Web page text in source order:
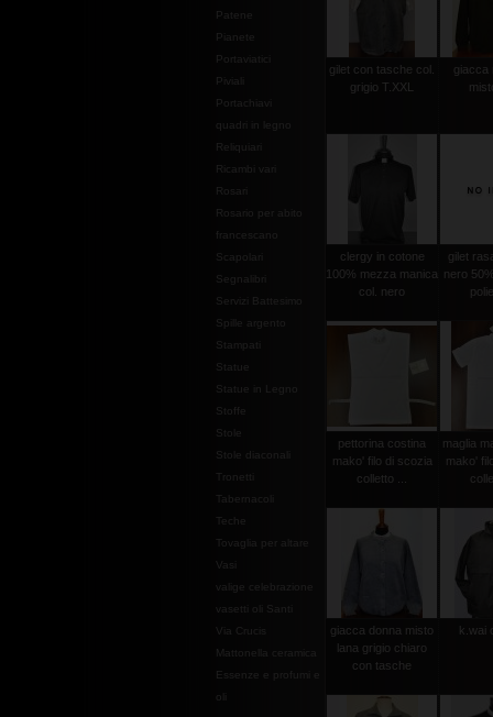
Patene
Pianete
Portaviatici
Piviali
Portachiavi
quadri in legno
Reliquiari
Ricambi vari
Rosari
Rosario per abito
francescano
Scapolari
Segnalibri
Servizi Battesimo
Spille argento
Stampati
Statue
Statue in Legno
Stoffe
Stole
Stole diaconali
Tabernacoli
valige celebrazione
Mattonella ceramica
Essenze e profumi e
gilet con tasche col.
grigio T.XXL
giacca
clergy in cotone
100% mezza manica
col. nero
gilet
nero
pettorina costina
mako' filo di scozia
colletto ...
maglia
mako'
giacca donna misto
lana grigio chiaro
con tasche
k.wai